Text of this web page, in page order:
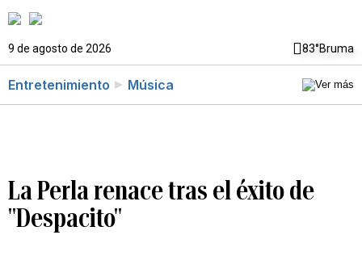
9 de agosto de 2026 83°Bruma
Entretenimiento Música
La Perla renace tras el éxito de
"Despacito"